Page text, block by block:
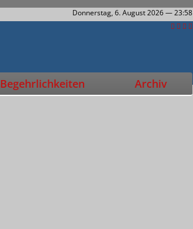
Donnerstag, 6. August 2026— 23:58
Begehrlichkeiten Archiv